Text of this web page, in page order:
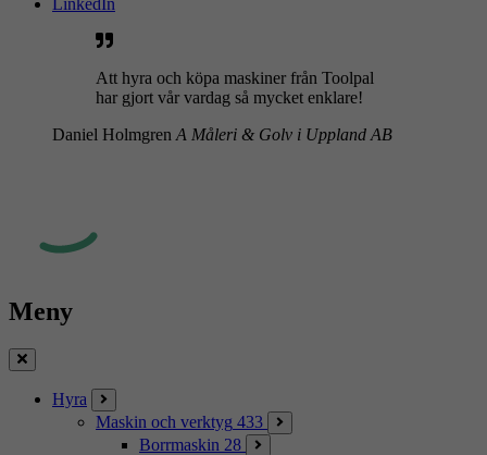
Att hyra och köpa maskiner från Toolpal
har gjort vår vardag så mycket enklare!
Daniel Holmgren A Måleri & Golv i Uppland AB
Meny
Stäng
Hyra
Maskin och verktyg 433
Borrmaskin 28